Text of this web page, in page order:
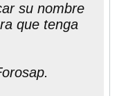
su nombre
que tenga